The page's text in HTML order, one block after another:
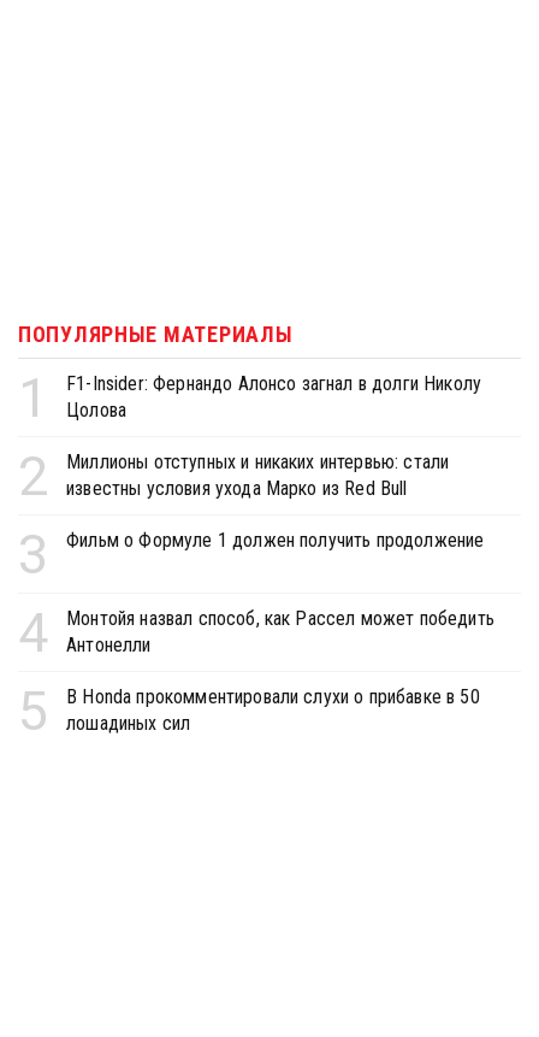
ПОПУЛЯРНЫЕ МАТЕРИАЛЫ
1
F1-Insider: Фернандо Алонсо загнал в долги Николу
Цолова
2
Миллионы отступных и никаких интервью: стали
известны условия ухода Марко из Red Bull
3 Фильм о Формуле 1 должен получить продолжение
4
Монтойя назвал способ, как Рассел может победить
Антонелли
5
В Honda прокомментировали слухи о прибавке в 50
лошадиных сил